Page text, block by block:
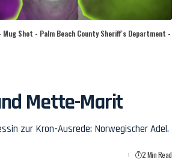
Mug Shot - Palm Beach County Sheriff's Department -
Mette-Marit
zur Kron-Ausrede: Norwegischer Adel.
2 Min Read